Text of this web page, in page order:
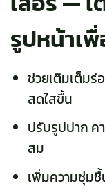
รูปหน้าเ
ช่วยเติมเต็มร่
สดใสขึ้น
ปรับรูปปาก ค
สม
เพิ่มความชุ่มชื้